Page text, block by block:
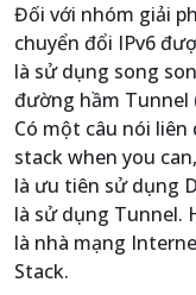
Đối với nhóm giải
chuyển đổi IPv6
là sử dụng song
đường hầm Tunnel
Có một câu nói
stack when you
là ưu tiên sử dụng
là sử dụng Tunnel.
là nhà mạng
Stack.